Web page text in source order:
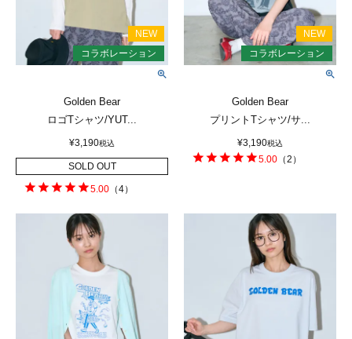
Golden Bear
ロゴTシャツ/YUT...
¥3,190税込
SOLD OUT
5.00 （4）
Golden Bear
プリントTシャツ/サ...
¥3,190税込
5.00 （2 ）